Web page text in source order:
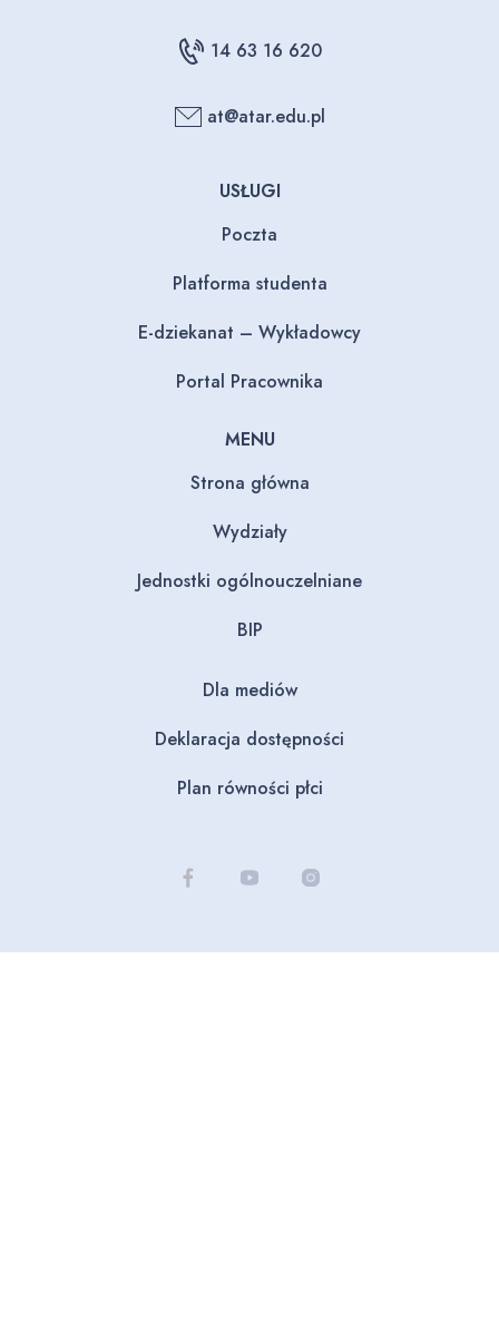
14 63 16 620
at@atar.edu.pl
USŁUGI
Poczta
Platforma studenta
E-dziekanat – Wykładowcy
Portal Pracownika
MENU
Strona główna
Wydziały
Jednostki ogólnouczelniane
BIP
Dla mediów
Deklaracja dostępności
Plan równości płci